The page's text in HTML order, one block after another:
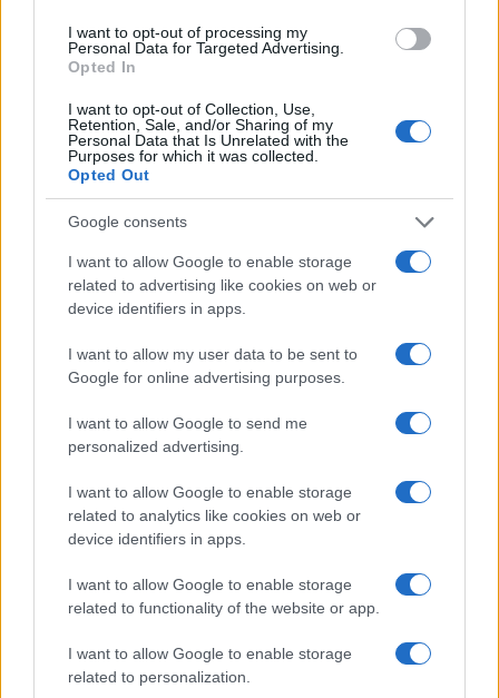
I want to opt-out of processing my
Personal Data for Targeted Advertising.
Opted In
I want to opt-out of Collection, Use,
Retention, Sale, and/or Sharing of my
Personal Data that Is Unrelated with the
Purposes for which it was collected.
Opted Out
Google consents
I want to allow Google to enable storage
related to advertising like cookies on web or
device identifiers in apps.
I want to allow my user data to be sent to
Google for online advertising purposes.
I want to allow Google to send me
personalized advertising.
I want to allow Google to enable storage
related to analytics like cookies on web or
device identifiers in apps.
I want to allow Google to enable storage
related to functionality of the website or app.
I want to allow Google to enable storage
related to personalization.
NEWS
Come scegliere le scarpe da running donna: comfort
Marco Tessari · 8 Ago 2026